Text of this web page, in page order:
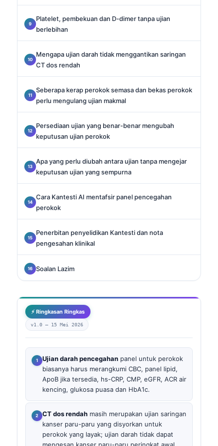
Platelet, pembekuan dan D-dimer tanpa ujian
berlebihan
Mengapa ujian darah tidak menggantikan saringan
CT dos rendah
Seberapa kerap perokok semasa dan bekas perokok
perlu mengulang ujian makmal
Persediaan ujian yang benar-benar mengubah
keputusan ujian perokok
Apa yang perlu diubah antara ujian tanpa mengejar
keputusan ujian yang sempurna
Cara Kantesti AI mentafsir panel pencegahan
perokok
Penerbitan penyelidikan Kantesti dan nota
pengesahan klinikal
Soalan Lazim
⚡ Ringkasan Ringkas
v1.0 — 15 Mei 2026
Ujian darah pencegahan panel untuk perokok
biasanya harus merangkumi CBC, panel lipid,
ApoB jika tersedia, hs-CRP, CMP, eGFR, ACR air
kencing, glukosa puasa dan HbA1c.
CT dos rendah masih merupakan ujian saringan
kanser paru-paru yang disyorkan untuk
perokok yang layak; ujian darah tidak dapat